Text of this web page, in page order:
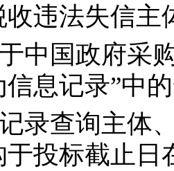
收违法失信
中国政府采
信息记录”中
录查询主体
投标截止日